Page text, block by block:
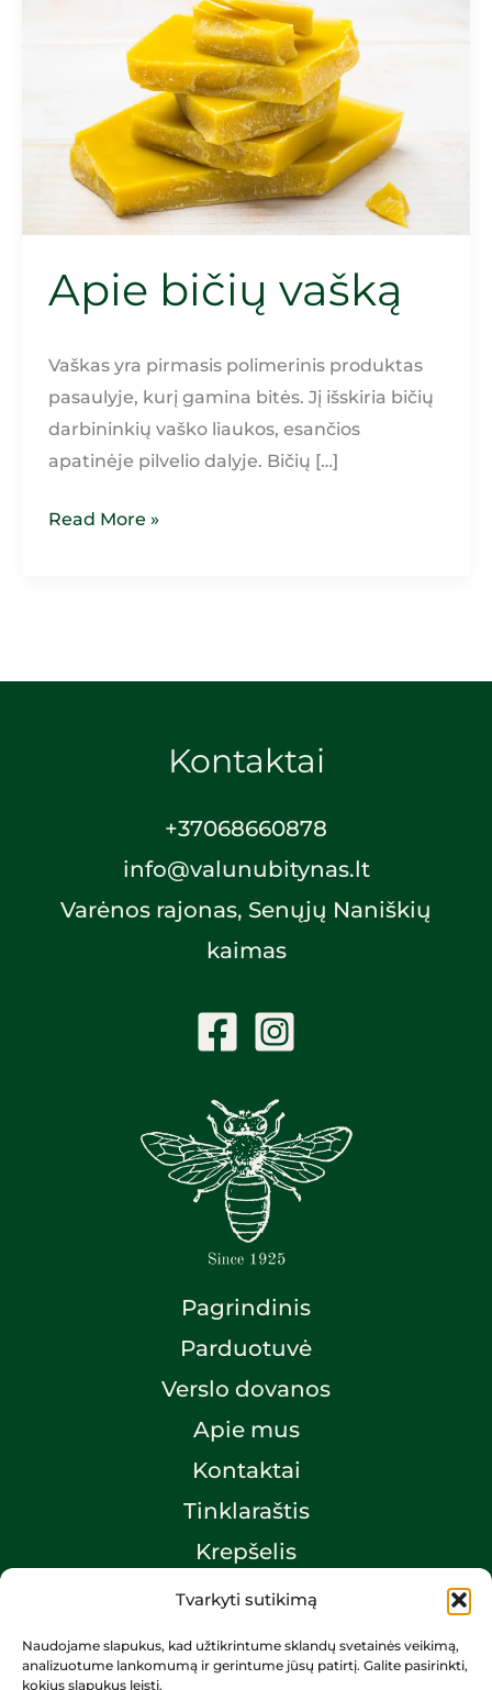
Tvarkyti sutikimą
Naudojame slapukus, kad užtikrintume sklandų svetainės veikimą,
analizuotume lankomumą ir gerintume jūsų patirtį. Galite pasirinkti,
kokius slapukus leisti.
Apie bičių vašką
Vaškas yra pirmasis polimerinis produktas
pasaulyje, kurį gamina bitės. Jį išskiria bičių
darbininkių vaško liaukos, esančios
apatinėje pilvelio dalyje. Bičių […]
Apie
Read More »
Kontaktai
+37068660878
info@valunubitynas.lt
Varėnos rajonas, Senųjų Naniškių
kaimas
Pagrindinis
Parduotuvė
Verslo dovanos
Apie mus
Kontaktai
Tinklaraštis
Krepšelis
Mano paskyra